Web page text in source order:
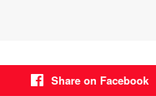
Share on Facebook